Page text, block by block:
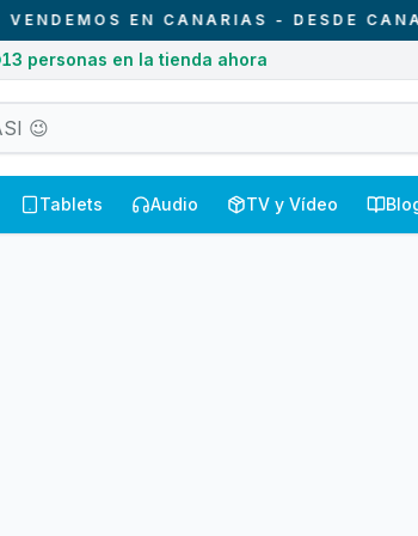
EN CANARIAS - DESDE
13 personas en la tienda ahora
Tablets Audio TV y Vídeo